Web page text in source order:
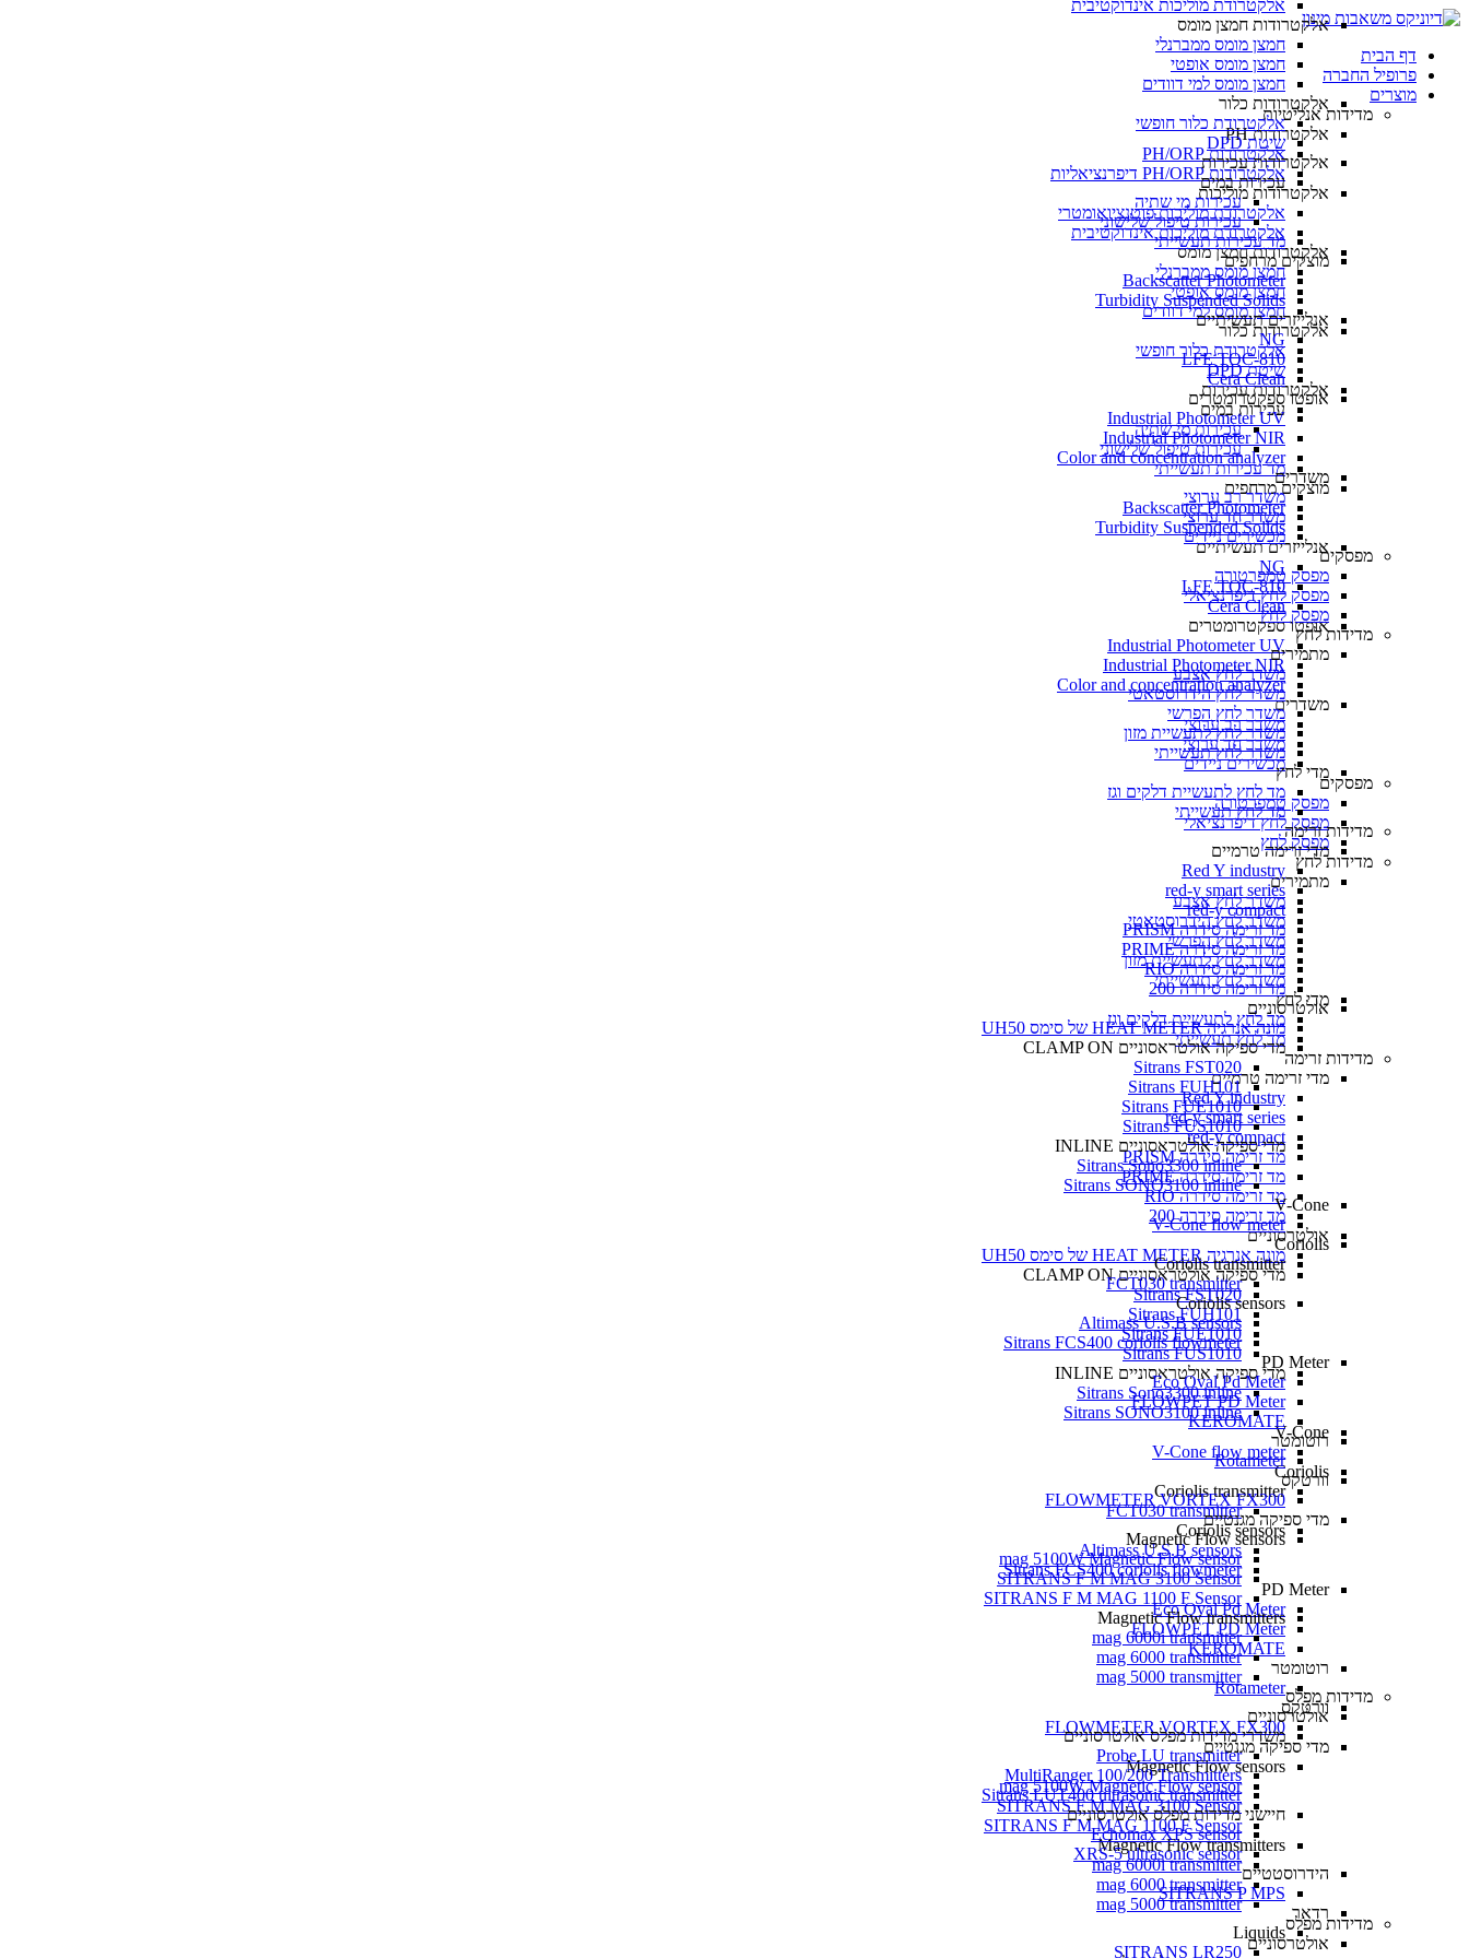
דף הבית
פרופיל החברה
מוצרים
מדידות אנליטיות
אלקטרודות PH
אלקטרודות PH/ORP
אלקטרודות PH/ORP דיפרנציאליות
אלקטרודות מוליכות
אלקטרודת מוליכות פוטנציואומטרי
אלקטרודת מוליכות אינדוקטיבית
אלקטרודות חמצן מומס
חמצן מומס ממברנלי
חמצן מומס אופטי
חמצן מומס למי דוודים
אלקטרודות כלור
אלקטרודת כלור חופשי
שיטת DPD
אלקטרודות עכירות
עכירות במים
עכירות מי שתיה
עכירות טיפול שלישוני
מד עכירות תעשייתי
מוצקים מרחפים
Backscatter Photometer
Turbidity Suspended Solids
אנלייזרים תעשיתיים
NG
LFE TOC-810
Cera Clean​
אופטו ספקטרומטרים
Industrial Photometer UV
Industrial Photometer NIR
Color and concentration analyzer
משדרים
משדר רב ערוצי
משדר חד ערוצי
מכשירים ניידים
מפסקים
מפסק טמפרטורה
מפסק לחץ דיפרנציאלי
מפסק לחץ
מדידות לחץ
מתמירים
משדר לחץ אצבע
משדר לחץ הידרוסטאטי
משדר לחץ הפרשי
משדר לחץ לתעשיית מזון
משדר לחץ תעשייתי
מדי לחץ
מד לחץ לתעשיית דלקים וגז
מד לחץ תעשייתי
מדידות זרימה
מדי זרימה טרמיים
Red Y industry
red-y smart series
red-y compact
מד זרימה סידרה PRISM
מד זרימה סידרה PRIME
מד זרימה סידרה RIO
מד זרימה סידרה 200
אולטרסוניים
מונה אנרגיה HEAT METER של סימס UH50
מדי ספיקה אולטראסוניים CLAMP ON
Sitrans FST020
Sitrans FUH101
Sitrans FUE1010
Sitrans FUS1010
מדי ספיקה אולטראסוניים INLINE
Sitrans Sono3300 inline
Sitrans SONO3100 inline
V-Cone
V-Cone flow meter
Coriolis
Coriolis transmitter
FCT030 transmitter
Coriolis sensors
Altimass U.S.B sensors
Sitrans FCS400 coriolis flowmeter
PD Meter
Eco Oval Pd Meter
FLOWPET PD Meter
KEROMATE
רוטומטר
Rotameter
וורטקס
FLOWMETER VORTEX FX300
מדי ספיקה מגנטיים
Magnetic Flow sensors
mag 5100W Magnetic Flow sensor
SITRANS F M MAG 3100 Sensor
SITRANS F M MAG 1100 F Sensor
Magnetic Flow transmitters
mag 6000i transmitter
mag 6000 transmitter
mag 5000 transmitter
מדידות מפלס
אולטרסוניים
אלקטרודת מוליכות אינדוקטיבית
אלקטרודות חמצן מומס
חמצן מומס ממברנלי
חמצן מומס אופטי
חמצן מומס למי דוודים
אלקטרודות כלור
אלקטרודת כלור חופשי
שיטת DPD
אלקטרודות עכירות
עכירות במים
עכירות מי שתיה
עכירות טיפול שלישוני
מד עכירות תעשייתי
מוצקים מרחפים
Backscatter Photometer
Turbidity Suspended Solids
אנלייזרים תעשיתיים
NG
LFE TOC-810
Cera Clean​
אופטו ספקטרומטרים
Industrial Photometer UV
Industrial Photometer NIR
Color and concentration analyzer
משדרים
משדר רב ערוצי
משדר חד ערוצי
מכשירים ניידים
מפסקים
מפסק טמפרטורה
מפסק לחץ דיפרנציאלי
מפסק לחץ
מדידות לחץ
מתמירים
משדר לחץ אצבע
משדר לחץ הידרוסטאטי
משדר לחץ הפרשי
משדר לחץ לתעשיית מזון
משדר לחץ תעשייתי
מדי לחץ
מד לחץ לתעשיית דלקים וגז
מד לחץ תעשייתי
מדידות זרימה
מדי זרימה טרמיים
Red Y industry
red-y smart series
red-y compact
מד זרימה סידרה PRISM
מד זרימה סידרה PRIME
מד זרימה סידרה RIO
מד זרימה סידרה 200
אולטרסוניים
מונה אנרגיה HEAT METER של סימס UH50
מדי ספיקה אולטראסוניים CLAMP ON
Sitrans FST020
Sitrans FUH101
Sitrans FUE1010
Sitrans FUS1010
מדי ספיקה אולטראסוניים INLINE
Sitrans Sono3300 inline
Sitrans SONO3100 inline
V-Cone
V-Cone flow meter
Coriolis
Coriolis transmitter
FCT030 transmitter
Coriolis sensors
Altimass U.S.B sensors
Sitrans FCS400 coriolis flowmeter
PD Meter
Eco Oval Pd Meter
FLOWPET PD Meter
KEROMATE
רוטומטר
Rotameter
וורטקס
FLOWMETER VORTEX FX300
מדי ספיקה מגנטיים
Magnetic Flow sensors
mag 5100W Magnetic Flow sensor
SITRANS F M MAG 3100 Sensor
SITRANS F M MAG 1100 F Sensor
Magnetic Flow transmitters
mag 6000i transmitter
mag 6000 transmitter
mag 5000 transmitter
מדידות מפלס
אולטרסוניים
משדרי מדידות מפלס אולטרסוניים
Probe LU transmitter
MultiRanger 100/200 Transmitters
Sitrans LUT400 ultrasonic transmitter
חיישני מדידות מפלס אולטרסוניים
Echomax XPS sensor
XRS-5 ultrasonic sensor
הידרוסטטיים
SITRANS P MPS
רדאר
Liquids
SITRANS LR250